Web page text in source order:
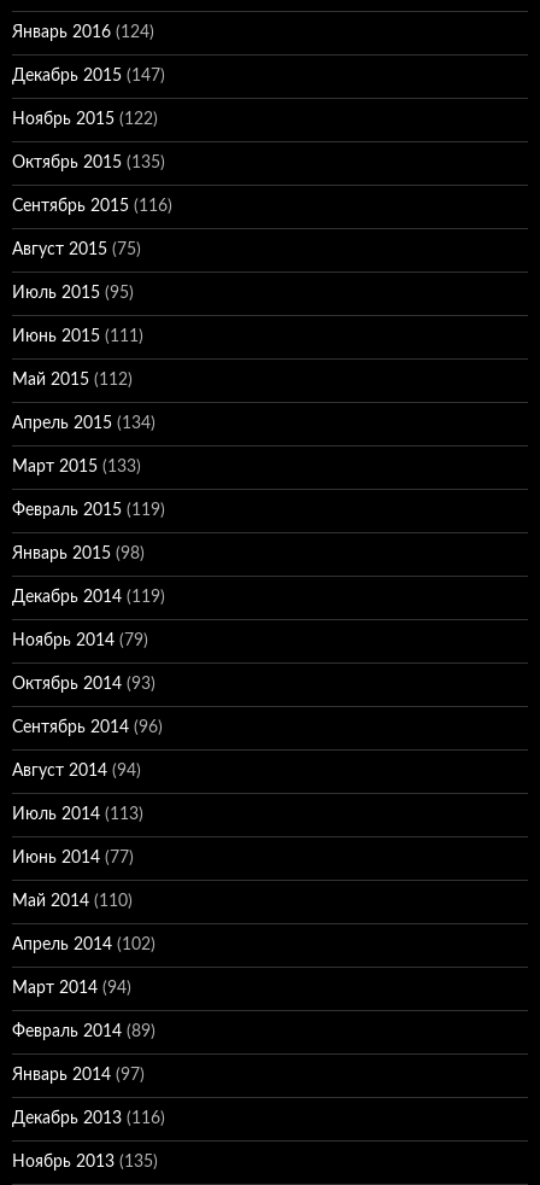
Январь 2016 (124)
Декабрь 2015 (147)
Ноябрь 2015 (122)
Октябрь 2015 (135)
Сентябрь 2015 (116)
Август 2015 (75)
Июль 2015 (95)
Июнь 2015 (111)
Май 2015 (112)
Апрель 2015 (134)
Март 2015 (133)
Февраль 2015 (119)
Январь 2015 (98)
Декабрь 2014 (119)
Ноябрь 2014 (79)
Октябрь 2014 (93)
Сентябрь 2014 (96)
Август 2014 (94)
Июль 2014 (113)
Июнь 2014 (77)
Май 2014 (110)
Апрель 2014 (102)
Март 2014 (94)
Февраль 2014 (89)
Январь 2014 (97)
Декабрь 2013 (116)
Ноябрь 2013 (135)